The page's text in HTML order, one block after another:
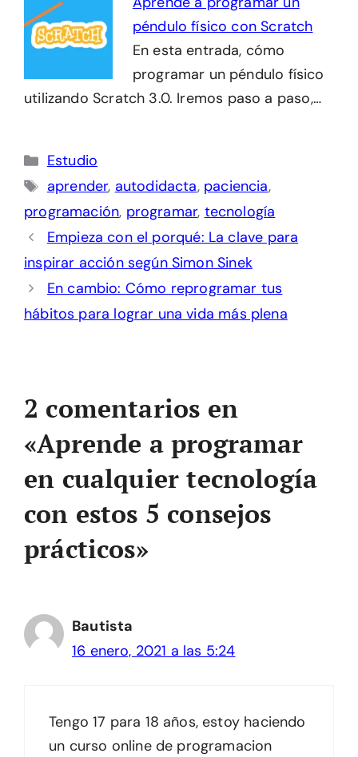
péndulo físico con Scratch
En esta entrada, cómo
programar un péndulo físico
utilizando Scratch 3.0. Iremos paso a paso,…
Categorías
Estudio
Etiquetas
aprender, autodidacta, paciencia,
programación, programar, tecnología
Empieza con el porqué: La clave para
inspirar acción según Simon Sinek
En cambio: Cómo reprogramar tus
hábitos para lograr una vida más plena
2 comentarios en
«Aprende a programar
en cualquier tecnología
con estos 5 consejos
prácticos»
Bautista
16 enero, 2021 a las 5:24
Tengo 17 para 18 años, estoy haciendo
un curso online de programacion